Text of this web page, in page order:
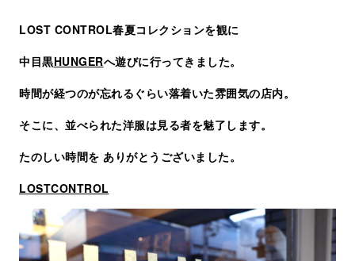
LOST CONTROL春夏コレクションを観に
中目黒HUNGERへ遊びに行ってきました。
時間が経つのが忘れるぐらい落着いた雰囲気の店内。
そこに、並べられた洋服は見る者を魅了します。
たのしい時間を ありがとうございました。
LOSTCONTROL